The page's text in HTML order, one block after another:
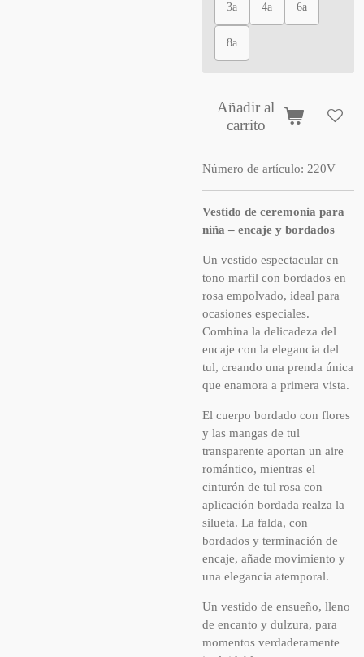
3a 4a 6a
8a
Añadir al
carrito
Número de artículo: 220V
Vestido de ceremonia para
niña – encaje y bordados
Un vestido espectacular en
tono marfil con bordados en
rosa empolvado, ideal para
ocasiones especiales.
Combina la delicadeza del
encaje con la elegancia del
tul, creando una prenda única
que enamora a primera vista.
El cuerpo bordado con flores
y las mangas de tul
transparente aportan un aire
romántico, mientras el
cinturón de tul rosa con
aplicación bordada realza la
silueta. La falda, con
bordados y terminación de
encaje, añade movimiento y
una elegancia atemporal.
Un vestido de ensueño, lleno
de encanto y dulzura, para
momentos verdaderamente